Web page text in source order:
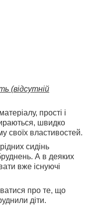
(відсутній
прості і
швидко
своїх властивостей.
сидінь
А в деяких
вже існуючі
про те, що
діти.